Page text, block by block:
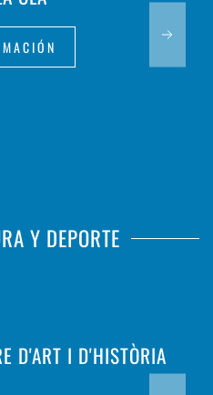
Y DEPORTE
D'ART I D'HISTÒRIA